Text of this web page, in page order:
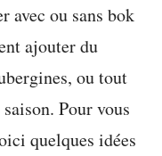
avec ou sans bok
ajouter du
ou tout
Pour vous
quelques idées